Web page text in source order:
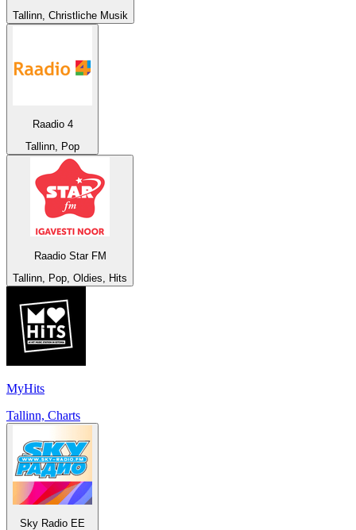
Tallinn, Christliche Musik
Raadio 4
Tallinn, Pop
Raadio Star FM
Tallinn, Pop, Oldies, Hits
MyHits
Tallinn, Charts
Sky Radio EE